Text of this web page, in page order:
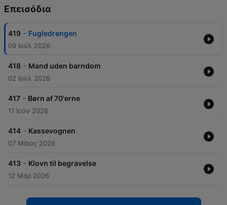
Επεισόδια
419 - Fugledrengen
09 Ιούλ 2026
418 - Mand uden barndom
02 Ιούλ 2026
417 - Børn af 70'erne
11 Ιούν 2026
414 - Kassevognen
07 Μάιος 2026
413 - Klovn til begravelse
12 Μάρ 2026